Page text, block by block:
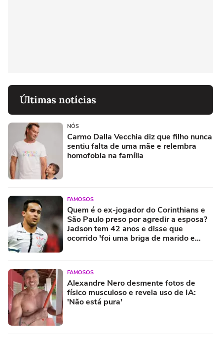
Últimas notícias
NÓS
Carmo Dalla Vecchia diz que filho nunca
sentiu falta de uma mãe e relembra
homofobia na família
FAMOSOS
Quem é o ex-jogador do Corinthians e
São Paulo preso por agredir a esposa?
Jadson tem 42 anos e disse que
ocorrido 'foi uma briga de marido e
FAMOSOS
Alexandre Nero desmente fotos de
físico musculoso e revela uso de IA:
'Não está pura'